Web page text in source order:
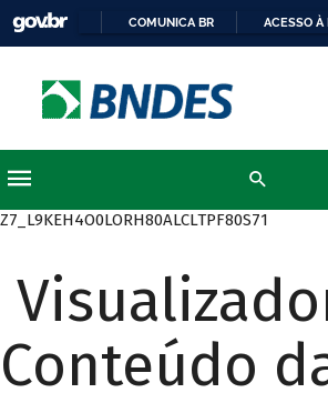
COMUNICA BR ACESSO À
Z7_L9KEH4O0LORH80ALCLTPF80S71
Conteúdo